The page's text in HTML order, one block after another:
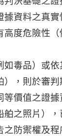
據資料之真
高度危險性（
毒品）或
），則於審
價值之證
舶之照片）
防禦權及